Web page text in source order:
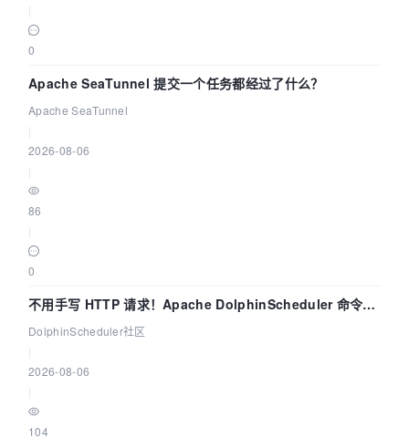
0
Apache SeaTunnel 提交一个任务都经过了什么？
Apache SeaTunnel
2026-08-06
86
0
不用手写 HTTP 请求！Apache DolphinScheduler 命令行
dsctl 两分钟上手
DolphinScheduler社区
2026-08-06
104